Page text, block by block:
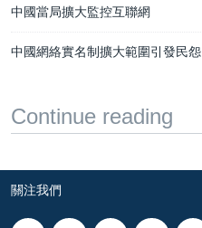
中國當局擴大監控互聯網
中國網絡實名制擴大範圍引發民怨
Continue reading
關注我們